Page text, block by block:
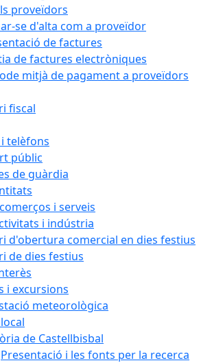
proveïdors
se d'alta com a proveïdor
de factures
de factures electròniques
mitjà de pagament a proveïdors
fiscal
telèfons
públic
de guàrdia
i serveis
i indústria
d'obertura comercial en dies festius
de dies festius
i excursions
meteorològica
de Castellbisbal
Presentació i les fonts per la recerca